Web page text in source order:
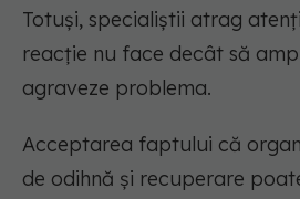
Totuși, specialiștii atrag
reacție nu face decât să
agraveze problema.
Acceptarea faptului că
de odihnă și recuperare